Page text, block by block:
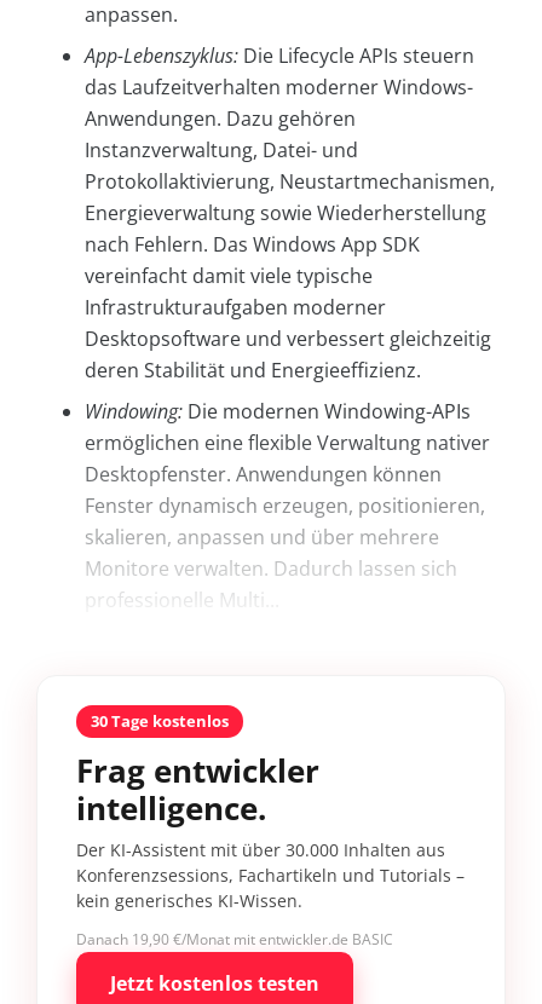
anpassen.
App-Lebenszyklus: Die Lifecycle APIs steuern
das Laufzeitverhalten moderner Windows-
Anwendungen. Dazu gehören
Instanzverwaltung, Datei- und
Protokollaktivierung, Neustartmechanismen,
Energieverwaltung sowie Wiederherstellung
nach Fehlern. Das Windows App SDK
vereinfacht damit viele typische
Infrastrukturaufgaben moderner
Desktopsoftware und verbessert gleichzeitig
deren Stabilität und Energieeffizienz.
Windowing: Die modernen Windowing-APIs
ermöglichen eine flexible Verwaltung nativer
Desktopfenster. Anwendungen können
Fenster dynamisch erzeugen, positionieren,
skalieren, anpassen und über mehrere
Monitore verwalten. Dadurch lassen sich
professionelle Multi...
30 Tage kostenlos
Frag entwickler
intelligence.
Der KI-Assistent mit über 30.000 Inhalten aus
Konferenzsessions, Fachartikeln und Tutorials –
kein generisches KI-Wissen.
Danach 19,90 €/Monat mit entwickler.de BASIC
Jetzt kostenlos testen